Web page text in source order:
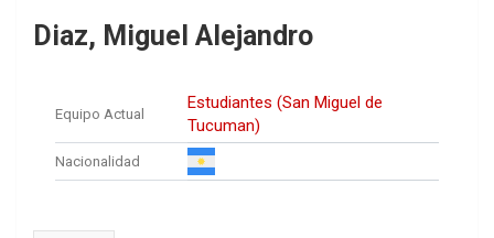
Diaz, Miguel Alejandro
Equipo Actual
Estudiantes (San Miguel de
Tucuman)
Nacionalidad